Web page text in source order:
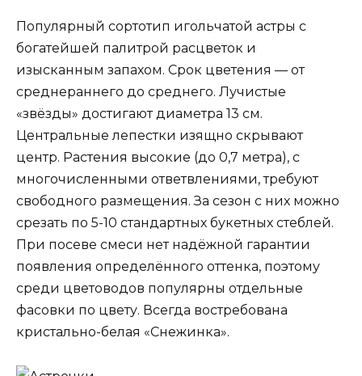
Популярный сортотип игольчатой астры с
богатейшей палитрой расцветок и
изысканным запахом. Срок цветения — от
среднераннего до среднего. Лучистые
«звёзды» достигают диаметра 13 см.
Центральные лепестки изящно скрывают
центр. Растения высокие (до 0,7 метра), с
многочисленными ответвлениями, требуют
свободного размещения. За сезон с них можно
срезать по 5-10 стандартных букетных стеблей.
При посеве смеси нет надёжной гарантии
появления определённого оттенка, поэтому
среди цветоводов популярны отдельные
фасовки по цвету. Всегда востребована
кристально-белая «Снежинка».